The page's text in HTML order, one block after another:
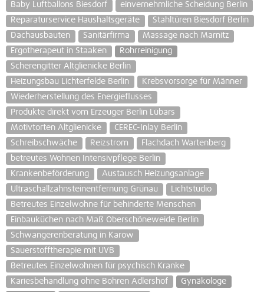
Baby Luftballons Biesdorf
einvernehmliche Scheidung Berlin
Reparaturservice Haushaltsgeräte
Stahltüren Biesdorf Berlin
Dachausbauten
Sanitärfirma
Massage nach Marnitz
Ergotherapeut in Staaken
Rohrreinigung
Scherengitter Altglienicke Berlin
Heizungsbau Lichterfelde Berlin
Krebsvorsorge für Männer
Wiederherstellung des Energieflusses
Produkte direkt vom Erzeuger Berlin Lübars
Motivtorten Altglienicke
CEREC-Inlay Berlin
Schreibschwäche
Reizstrom
Flachdach Wartenberg
betreutes Wohnen Intensivpflege Berlin
Krankenbeförderung
Austausch Heizungsanlage
Ultraschallzahnsteinentfernung Grünau
Lichtstudio
Betreutes Einzelwohne für behinderte Menschen
Einbauküchen nach Maß Oberschöneweide Berlin
Schwangerenberatung in Karow
Sauerstofftherapie mit UVB
Betreutes Einzelwohnen für psychisch Kranke
Kariesbehandlung ohne Bohren Adlershof
Gynäkologe